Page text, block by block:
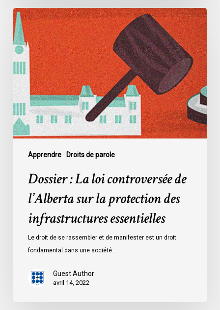
Apprendre Droits de parole
Dossier
:
La
loi
controversée
de
l’Alberta
sur
la
protection
infrastructures
Dossier : La loi controversée de
l’Alberta sur la protection des
infrastructures essentielles
Le droit de se rassembler et de manifester est un droit
fondamental dans une société…
Guest Author
avril 14, 2022